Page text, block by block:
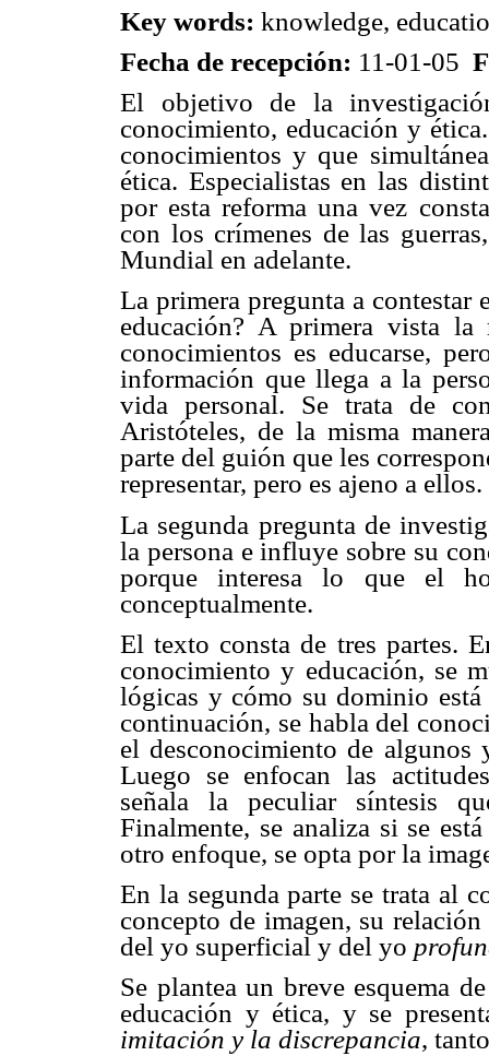
Key words: knowledge,
Fecha de recepción: 11-01-05
El objetivo de la
conocimiento, educación y
conocimientos y que
ética. Especialistas en las
por esta reforma una vez
con los crímenes de las
Mundial en adelante.
La primera pregunta a contestar
educación? A primera vista la
conocimientos es educarse,
información que llega a la
vida personal. Se trata de
Aristóteles, de la misma
parte del guión que les
representar, pero es ajeno a ellos.
La segunda pregunta de
la persona e influye sobre su
porque interesa lo que el
conceptualmente.
El texto consta de tres partes.
conocimiento y educación, se
lógicas y cómo su dominio
continuación, se habla del
el desconocimiento de
Luego se enfocan las
señala la peculiar síntesis
Finalmente, se analiza si se
otro enfoque, se opta por la
En la segunda parte se trata al
concepto de imagen, su
del yo superficial y del yo
Se plantea un breve esquema
educación y ética, y se
imitación y la discrepancia,